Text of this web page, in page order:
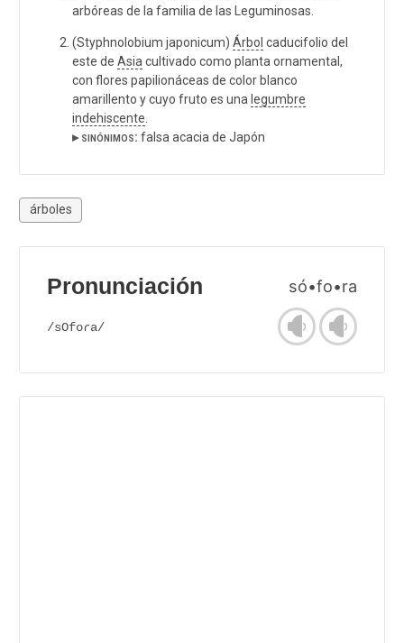
arbóreas de la familia de las Leguminosas.
(Styphnolobium japonicum) Árbol caducifolio del
este de Asia cultivado como planta ornamental,
con flores papilionáceas de color blanco
amarillento y cuyo fruto es una legumbre
indehiscente
▸ sinónimos: falsa acacia de Japón
árboles
Pronunciación só•fo•ra
/sOfoɾa/